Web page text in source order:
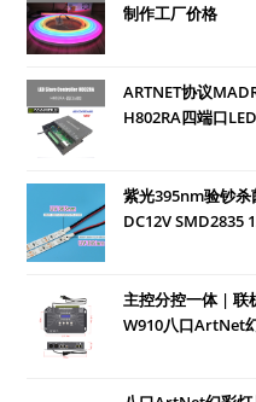
制作工厂价格
ARTNET协议
H802RA四端口
紫光395nm验钞
DC12V SMD2835
主控分控一体 | 联
W910八口ArtNet